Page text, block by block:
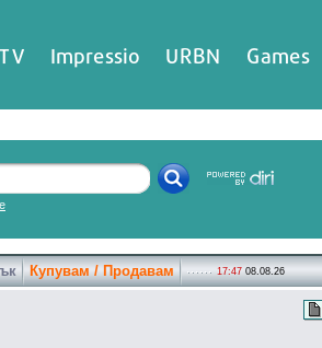
Impressio URBN Games
Купувам / Продавам 17:47 08.08.26